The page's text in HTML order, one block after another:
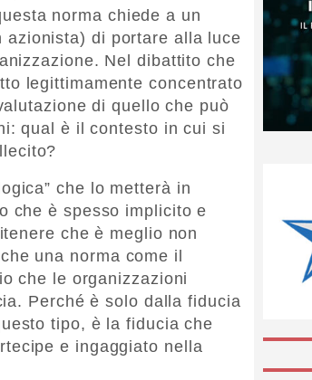
norma chiede a un
azionista) di portare alla luce
Nel dibattito che
legittimamente concentrato
di quello che può
qual è il contesto in cui si
che lo metterà in
che è spesso implicito e
che è meglio non
una norma come il
che le organizzazioni
Perché è solo dalla fiducia
tipo, è la fiducia che
e ingaggiato nella